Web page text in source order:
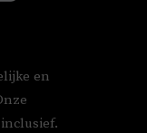
en